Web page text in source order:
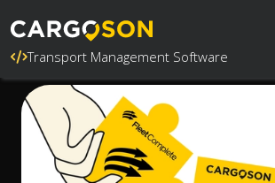
Transport Management Software